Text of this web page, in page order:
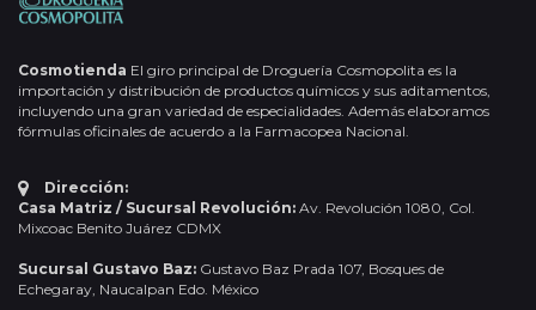
Cosmotienda El giro principal de Droguería Cosmopolita es la
importación y distribución de productos químicos y sus aditamentos,
incluyendo una gran variedad de especialidades. Además elaboramos
fórmulas oficinales de acuerdo a la Farmacopea Nacional.
Dirección:
Casa Matriz / Sucursal Revolución: Av. Revolución 1080, Col.
Mixcoac Benito Juárez CDMX
Sucursal Gustavo Baz: Gustavo Baz Prada 107, Bosques de
Echegaray, Naucalpan Edo. México